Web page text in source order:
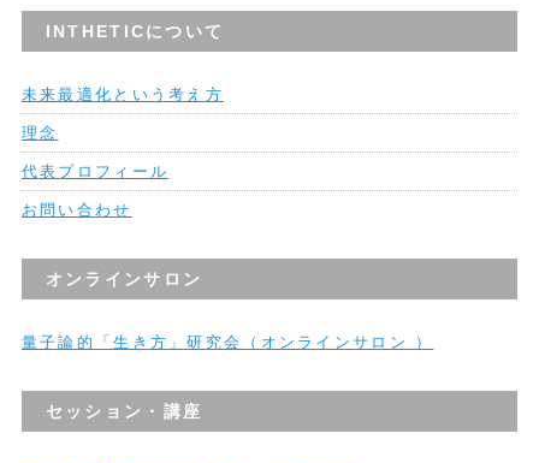
INTHETICについて
未来最適化という考え方
理念
代表プロフィール
お問い合わせ
オンラインサロン
量子論的「生き方」研究会（オンラインサロン ）
セッション・講座